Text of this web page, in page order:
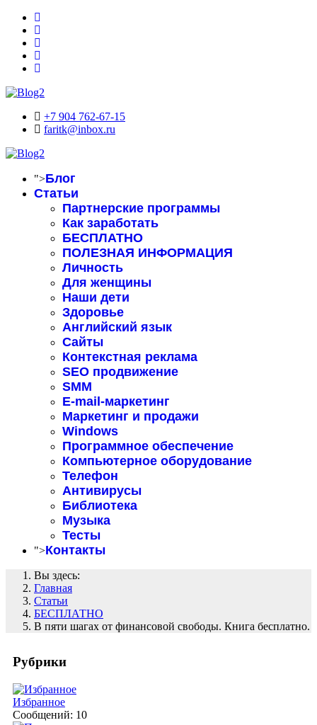
+7 904 762-67-15
faritk@inbox.ru
">Блог
Статьи
Партнерские программы
Как заработать
БЕСПЛАТНО
ПОЛЕЗНАЯ ИНФОРМАЦИЯ
Личность
Для женщины
Наши дети
Здоровье
Английский язык
Сайты
Контекстная реклама
SEO продвижение
SMM
E-mail-маркетинг
Маркетинг и продажи
Windows
Программное обеспечение
Компьютерное оборудование
Телефон
Антивирусы
Библиотека
Музыка
Тесты
">Контакты
Вы здесь:
Главная
Статьи
БЕСПЛАТНО
В пяти шагах от финансовой свободы. Книга бесплатно.
Рубрики
Избранное
Сообщений: 10